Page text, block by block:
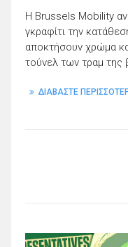
Η Brussels Mobility
γκραφίτι την
αποκτήσουν χρώμα
τούνελ των τραμ της
ΔΙΑΒΑΣΤΕ